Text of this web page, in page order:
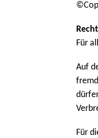
Für
Auf
Für